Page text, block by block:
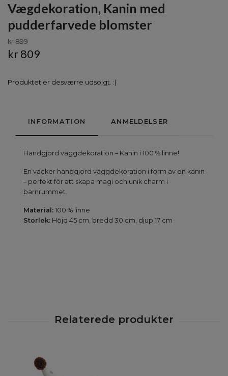
Vægdekoration, Kanin med
pudderfarvede blomster
kr 899
kr 809
Produktet er desværre udsolgt. :(
INFORMATION ANMELDELSER
Handgjord väggdekoration – Kanin i 100 % linne!
En vacker handgjord väggdekoration i form av en kanin
– perfekt för att skapa magi och unik charm i
barnrummet.
Material: 100 % linne
Storlek: Höjd 45 cm, bredd 30 cm, djup 17 cm